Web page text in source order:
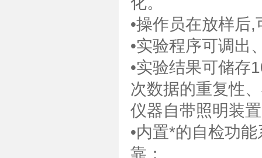
•操作员在放样后
•实验程序可调出
•实验结果可储存
次数据的重复性
仪器自带照明装
•内置*的自检功
靠；